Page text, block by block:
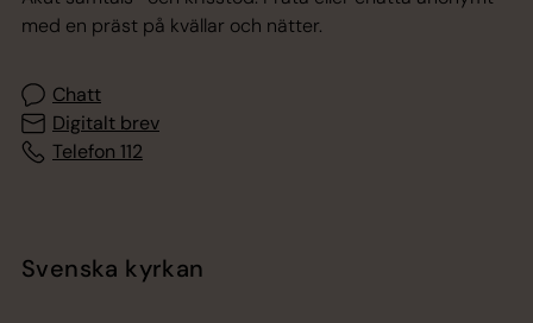
med en präst på kvällar och nätter.
Chatt
Digitalt brev
Telefon 112
Svenska kyrkan